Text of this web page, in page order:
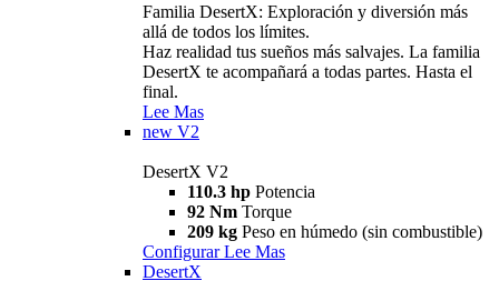
Familia DesertX: Exploración y diversión más
allá de todos los límites.
Haz realidad tus sueños más salvajes. La familia
DesertX te acompañará a todas partes. Hasta el
final.
Lee Mas
new V2
DesertX V2
110.3 hp Potencia
92 Nm Torque
209 kg Peso en húmedo (sin combustible)
Configurar Lee Mas
DesertX